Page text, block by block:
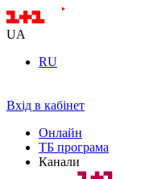
UA
RU
Вхід в кабінет
Онлайн
ТБ програма
Канали